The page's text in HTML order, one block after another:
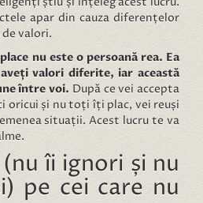
apar din cauza diferențelor
valori.
nu este o persoană rea. Ea
valori diferite, iar această
între voi. După ce vei accepta
oricui și nu toți îți plac, vei reuși
situații. Acest lucru te va
îi ignori și nu
pe cei care nu